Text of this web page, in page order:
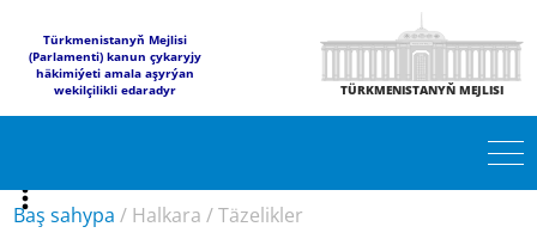
Türkmenistanyň Mejlisi
(Parlamenti) kanun çykaryjy
häkimiýeti amala aşyrýan
wekilçilikli edaradyr
TÜRKMENISTANYŇ MEJLISI
Baş sahypa / Halkara /Täzelikler